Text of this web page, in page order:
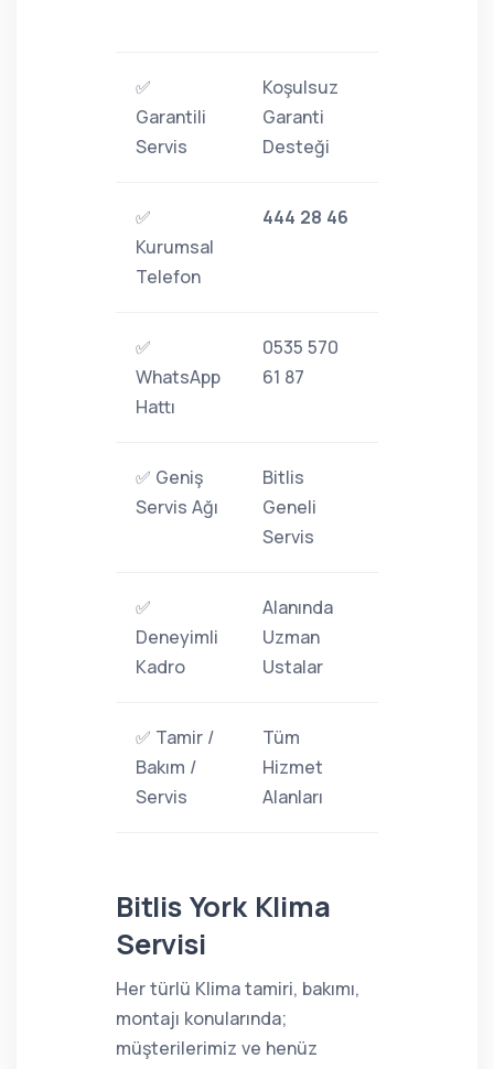
✅
Garantili
Servis
Koşulsuz
Garanti
Desteği
✅
Kurumsal
Telefon
444 28 46
✅
WhatsApp
Hattı
0535 570
61 87
✅ Geniş
Servis Ağı
Bitlis
Geneli
Servis
✅
Deneyimli
Kadro
Alanında
Uzman
Ustalar
✅ Tamir /
Bakım /
Servis
Tüm
Hizmet
Alanları
Bitlis York Klima
Servisi
Her türlü Klima tamiri, bakımı,
montajı konularında;
müşterilerimiz ve henüz